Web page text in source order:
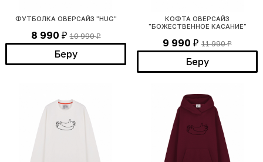
ФУТБОЛКА ОВЕРСАЙЗ "HUG"
8 990 ₽ 10 990₽
Беру
КОФТА ОВЕРСАЙЗ
"БОЖЕСТВЕННОЕ КАСАНИЕ"
9 990 ₽ 11 990₽
Беру